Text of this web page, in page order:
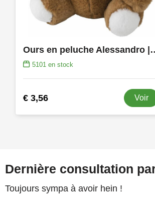
Ours en
5101en stock
€ 3,56 Voir
Dernière consultation
Toujours sympa à avoir hein !